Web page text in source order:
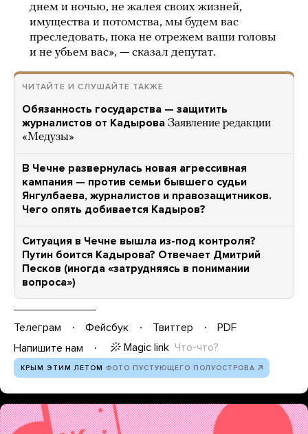
днем и ночью, не жалея своих жизней,
имущества и потомства, мы будем вас
преследовать, пока не отрежем ваши головы
и не убьем вас», — сказал депутат.
ЧИТАЙТЕ И СЛУШАЙТЕ ТАКЖЕ
Обязанность государства — защитить
журналистов от Кадырова Заявление редакции
«Медузы»
В Чечне развернулась новая агрессивная
кампания — против семьи бывшего судьи
Янгулбаева, журналистов и правозащитников.
Чего опять добивается Кадыров?
Ситуация в Чечне вышла из-под контроля?
Путин боится Кадырова? Отвечает Дмитрий
Песков (иногда «затрудняясь в понимании
вопроса»)
Телеграм Фейсбук Твиттер
PDF
Напишите нам
Magic link Что-что?
КРЫМ ЭТИМ ЛЕТОМ ФОТО ПУСТУЮЩЕГО ПОЛУОСТРОВА